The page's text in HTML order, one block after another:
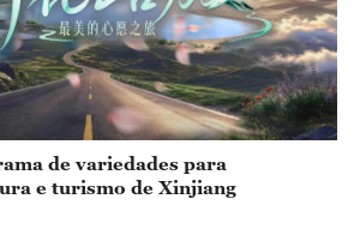
de variedades para
e turismo de Xinjiang